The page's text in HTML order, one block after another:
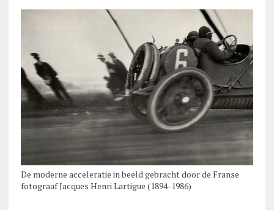
De moderne acceleratie in beeld gebracht door de Franse
fotograaf Jacques Henri Lartigue (1894-1986)